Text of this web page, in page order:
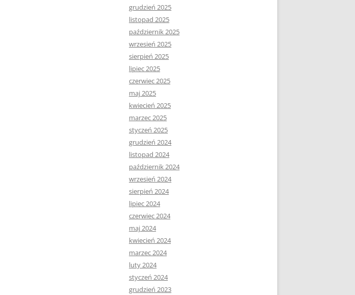
grudzień 2025
listopad 2025
październik 2025
wrzesień 2025
sierpień 2025
lipiec 2025
czerwiec 2025
maj 2025
kwiecień 2025
marzec 2025
styczeń 2025
grudzień 2024
listopad 2024
październik 2024
wrzesień 2024
sierpień 2024
lipiec 2024
czerwiec 2024
maj 2024
kwiecień 2024
marzec 2024
luty 2024
styczeń 2024
grudzień 2023